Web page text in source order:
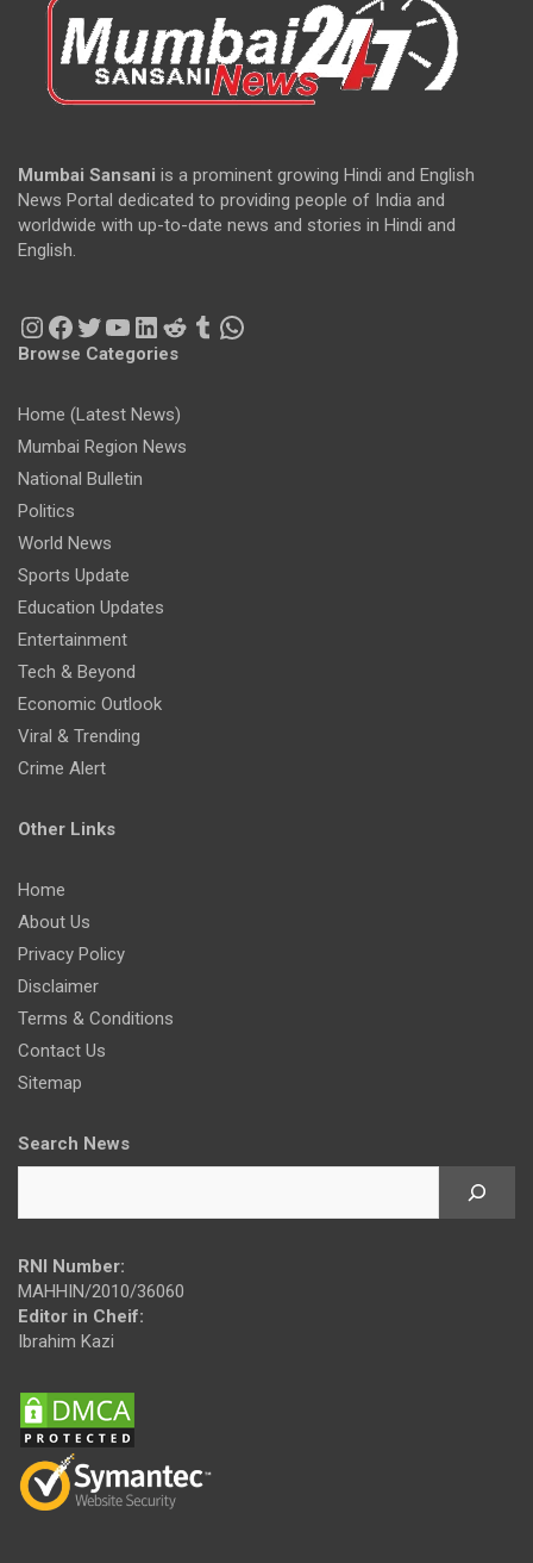
Mumbai Sansani is a prominent growing Hindi and English
News Portal dedicated to providing people of India and
worldwide with up-to-date news and stories in Hindi and
English.
Instagram
Facebook
Twitter
YouTube
LinkedIn
Reddit
Tumblr
WhatsApp
Browse Categories
Home (Latest News)
Mumbai Region News
National Bulletin
Politics
World News
Sports Update
Education Updates
Entertainment
Tech & Beyond
Economic Outlook
Viral & Trending
Crime Alert
Other Links
Home
About Us
Privacy Policy
Disclaimer
Terms & Conditions
Contact Us
Sitemap
Search News
RNI Number:
MAHHIN/2010/36060
Editor in Cheif:
Ibrahim Kazi